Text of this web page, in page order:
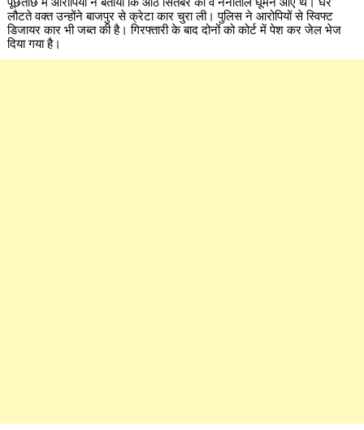
लौटते वक्त उन्होंने बाजपुर से क्रेटा कार चुरा ली। पुलिस ने आरोपियों से स्विफ्ट
डिजायर कार भी जब्त की है। गिरफ्तारी के बाद दोनों को कोर्ट में पेश कर जेल भेज
दिया गया है।